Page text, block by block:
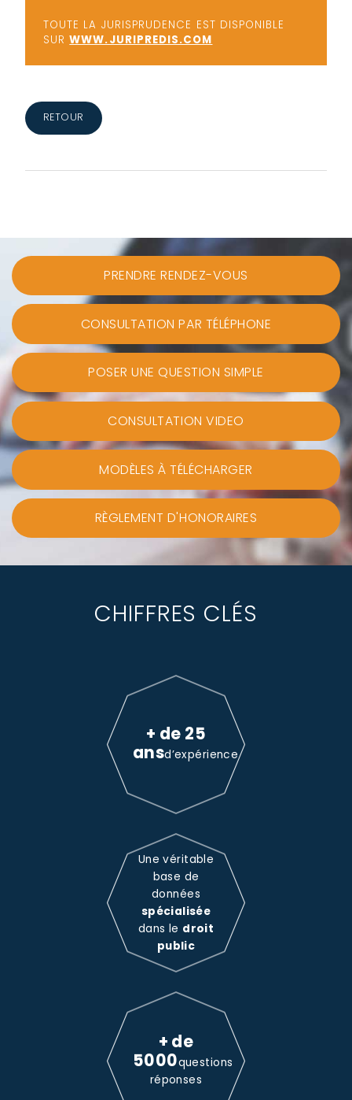
TOUTE LA JURISPRUDENCE EST DISPONIBLE
SURWWW.JURIPREDIS.COM
RETOUR
PRENDRE RENDEZ-VOUS
CONSULTATION PAR TÉLÉPHONE
POSER UNE QUESTION SIMPLE
CONSULTATION VIDEO
MODÈLES À TÉLÉCHARGER
RÈGLEMENT D'HONORAIRES
CHIFFRES CLÉS
+ de 25
ansd’expérience
Une véritable
base de
données
spécialisée
dans le droit
public
+ de
5000questions
réponses